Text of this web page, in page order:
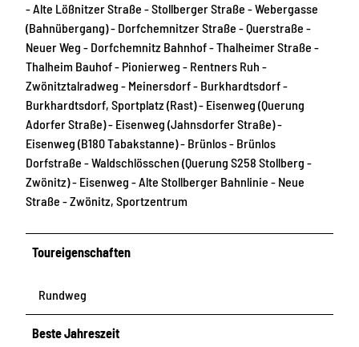
- Alte Lößnitzer Straße - Stollberger Straße - Webergasse
(Bahnübergang) - Dorfchemnitzer Straße - Querstraße -
Neuer Weg - Dorfchemnitz Bahnhof - Thalheimer Straße -
Thalheim Bauhof - Pionierweg - Rentners Ruh -
Zwönitztalradweg - Meinersdorf - Burkhardtsdorf -
Burkhardtsdorf, Sportplatz (Rast) - Eisenweg (Querung
Adorfer Straße) - Eisenweg (Jahnsdorfer Straße) -
Eisenweg (B180 Tabakstanne) - Brünlos - Brünlos
Dorfstraße - Waldschlösschen (Querung S258 Stollberg -
Zwönitz) - Eisenweg - Alte Stollberger Bahnlinie - Neue
Straße - Zwönitz, Sportzentrum
Toureigenschaften
Rundweg
Beste Jahreszeit